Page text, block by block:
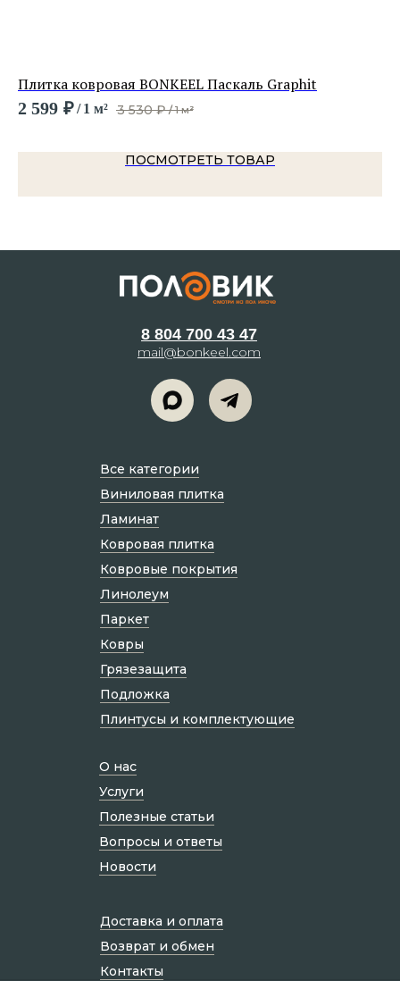
Плитка ковровая BONKEEL Паскаль Graphit
2 599 ₽/ 1 м² 3 530 ₽ / 1 м²
ПОСМОТРЕТЬ ТОВАР
8 804 700 43 47
mail@bonkeel.com
О нас
Услуги
Полезные статьи
Вопросы и ответы
Новости
Доставка и оплата
Возврат и обмен
Контакты
Все категории
Виниловая плитка
Ламинат
Ковровая плитка
Ковровые покрытия
Линолеум
Паркет
Ковры
Грязезащита
Подложка
Плинтусы и комплектующие